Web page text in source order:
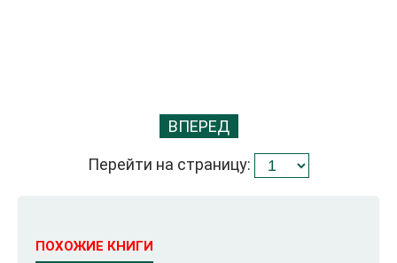
ВПЕРЕД
Перейти на страницу:
ПОХОЖИЕ КНИГИ